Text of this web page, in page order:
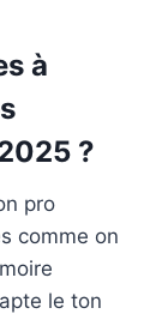
à
?
pro
comme on
le ton